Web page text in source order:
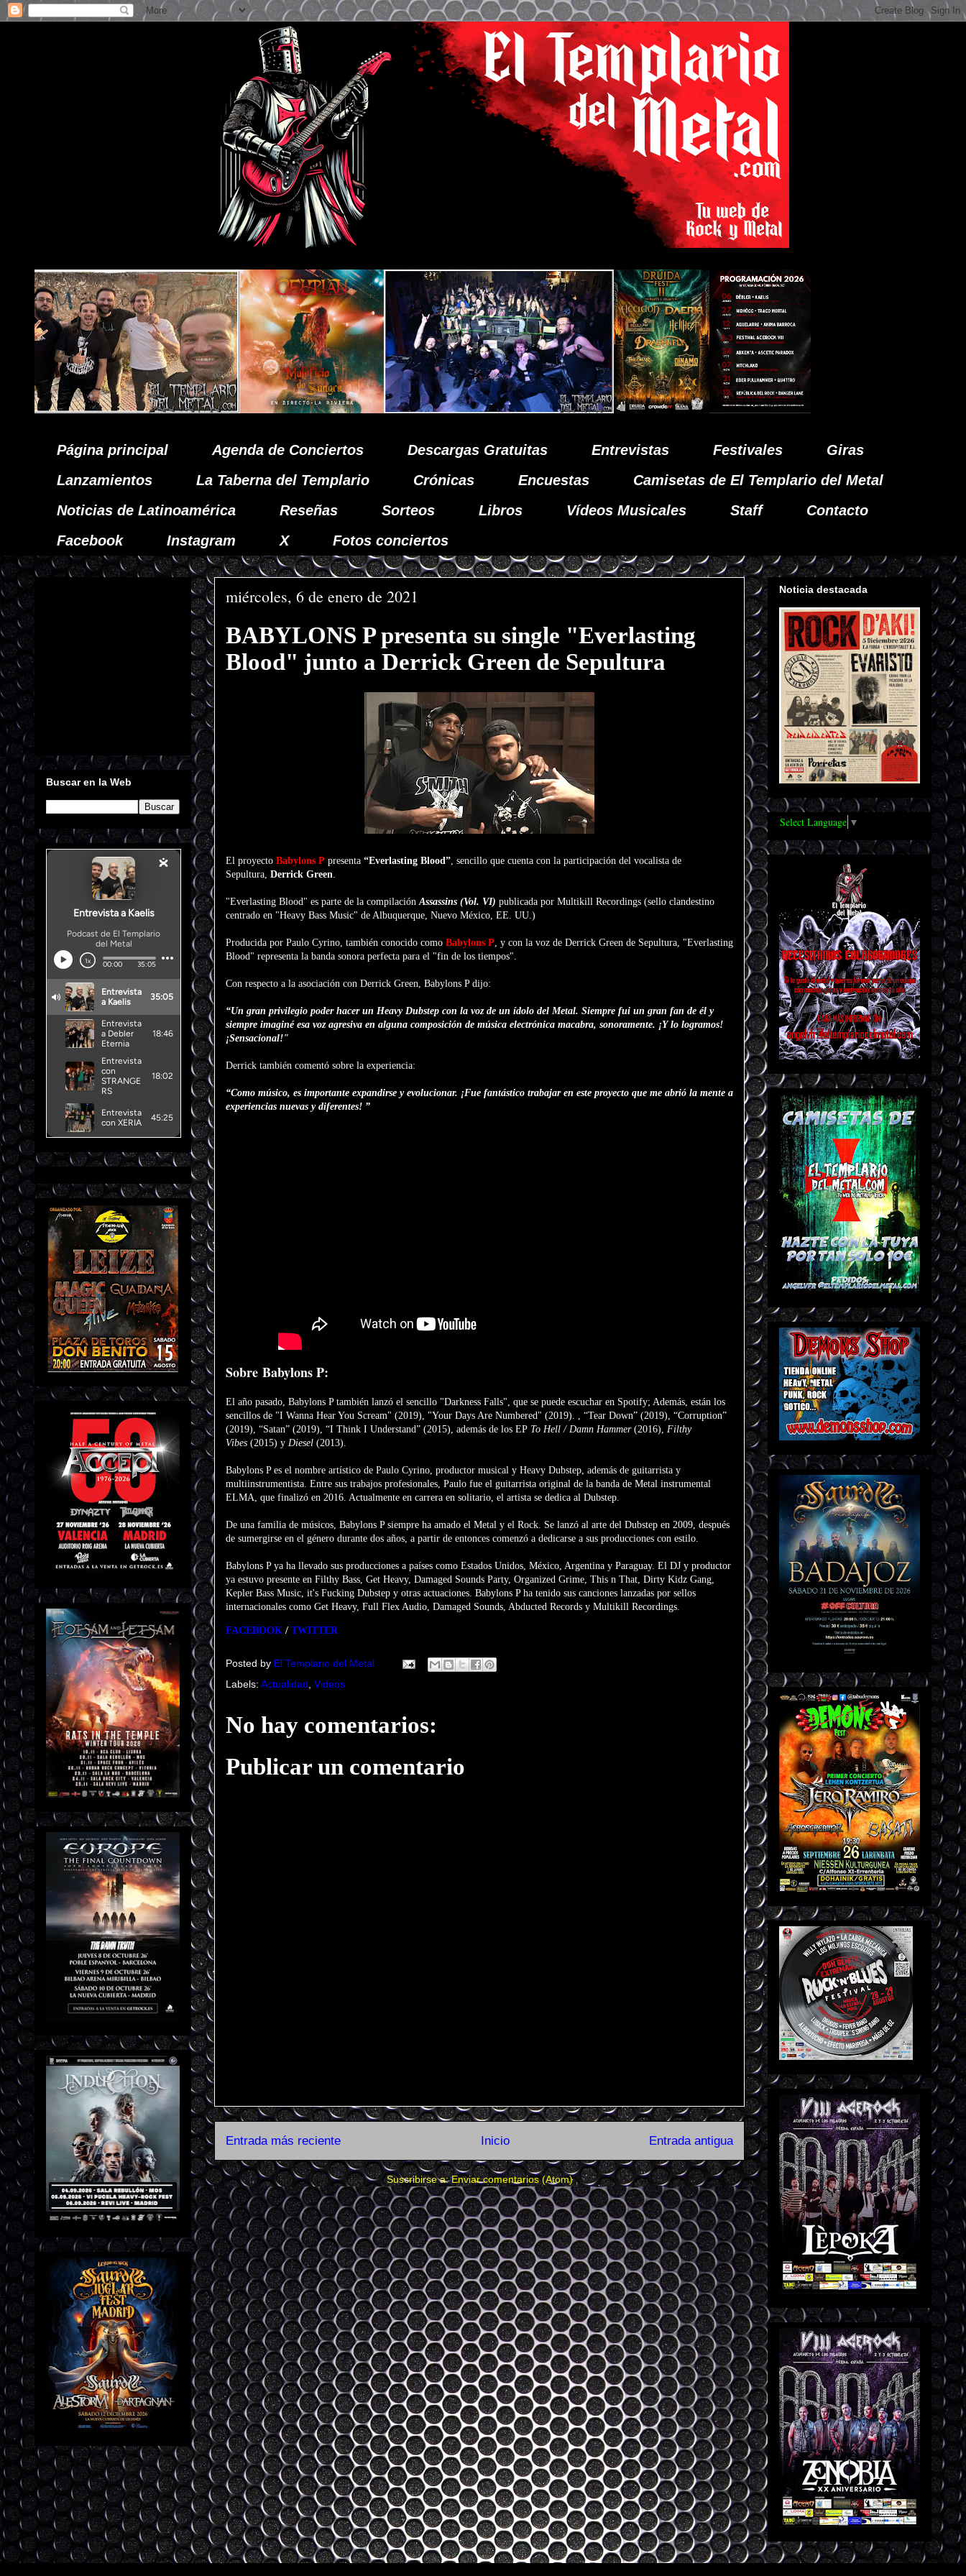
Página principal Agenda de Conciertos Descargas Gratuitas Entrevistas Festivales
Giras
Lanzamientos
La Taberna del Templario Crónicas Encuestas
Camisetas de El Templario del Metal
Noticias de Latinoamérica
Reseñas Sorteos Libros Vídeos Musicales Staff
Contacto
Facebook
Instagram X Fotos conciertos
miércoles, 6 de enero de 2021
BABYLONS P presenta su single "Everlasting
Blood" junto a Derrick Green de Sepultura
El proyecto Babylons P presenta “Everlasting Blood”, sencillo que cuenta con la participación del vocalista de
Sepultura, Derrick Green.
"Everlasting Blood" es parte de la compilaciónAssassins (Vol. VI) publicada por Multikill Recordings (sello clandestino
centrado en "Heavy Bass Music" de Albuquerque, Nuevo México, EE. UU.)
Producida por Paulo Cyrino, también conocido como Babylons P, y con la voz de Derrick Green de Sepultura, "Everlasting
Blood" representa la banda sonora perfecta para el "fin de los tiempos".
Con respecto a la asociación con Derrick Green, Babylons P dijo:
“Un gran privilegio poder hacer un Heavy Dubstep con la voz de un ídolo del Metal. Siempre fui un gran fan de él y
siempre imaginé esa voz agresiva en alguna composición de música electrónica macabra, sonoramente. ¡Y lo logramos!
¡Sensacional!"
Derrick también comentó sobre la experiencia:
“Como músico, es importante expandirse y evolucionar. ¡Fue fantástico trabajar en este proyecto que me abrió la mente a
experiencias nuevas y diferentes! ”
Sobre Babylons P:
El año pasado, Babylons P también lanzó el sencillo "Darkness Falls", que se puede escuchar en Spotify; Además, están los
sencillos de "I Wanna Hear You Scream" (2019), "Your Days Are Numbered" (2019). , “Tear Down” (2019), “Corruption”
(2019), “Satan” (2019), “I Think I Understand” (2015), además de los EP To Hell / Damn Hammer (2016), Filthy
Vibes (2015) y Diesel (2013).
Babylons P es el nombre artístico de Paulo Cyrino, productor musical y Heavy Dubstep, además de guitarrista y
multiinstrumentista. Entre sus trabajos profesionales, Paulo fue el guitarrista original de la banda de Metal instrumental
ELMA, que finalizó en 2016. Actualmente en carrera en solitario, el artista se dedica al Dubstep.
De una familia de músicos, Babylons P siempre ha amado el Metal y el Rock. Se lanzó al arte del Dubstep en 2009, después
de sumergirse en el género durante dos años, a partir de entonces comenzó a dedicarse a sus producciones con estilo.
Babylons P ya ha llevado sus producciones a países como Estados Unidos, México, Argentina y Paraguay. El DJ y productor
ya estuvo presente en Filthy Bass, Get Heavy, Damaged Sounds Party, Organized Grime, This n That, Dirty Kidz Gang,
Kepler Bass Music, it's Fucking Dubstep y otras actuaciones. Babylons P ha tenido sus canciones lanzadas por sellos
internacionales como Get Heavy, Full Flex Audio, Damaged Sounds, Abducted Records y Multikill Recordings.
FACEBOOK / TWITTER
Posted by El Templario del Metal
Labels: Actualidad Videos
No hay comentarios:
Publicar un comentario
Entrada más reciente Entrada antigua
Inicio
Suscribirse a:Enviar comentarios (Atom)
Buscar en la Web
Noticia destacada
Select Language ▼